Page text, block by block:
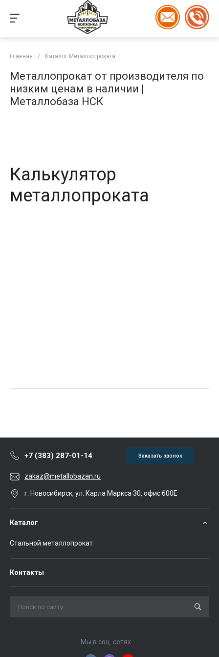
Главная / Каталог Металлопроката
Металлопрокат от производителя по
низким ценам в наличии |
Металлобаза НСК
Калькулятор
металлопроката
+7 (383) 287-01-14 Заказать звонок
zakaz@metallobazan.ru
г. Новосибирск, ул. Карла Маркса 30, офис 600Е
Каталог
Стальной металлопрокат
Контакты
Мы в соц. сетях